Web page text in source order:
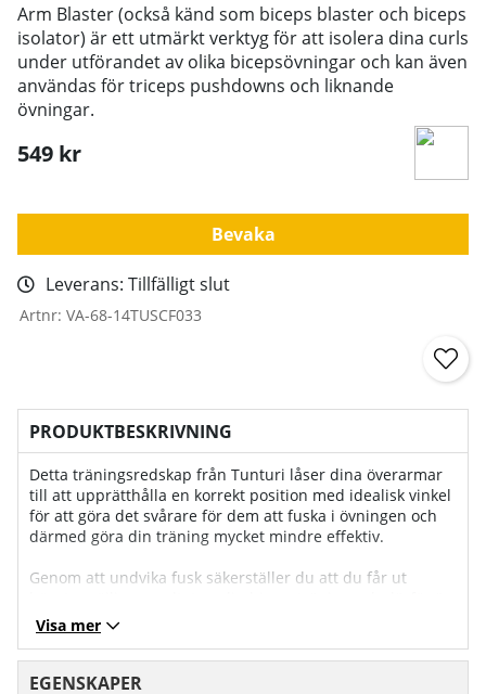
Arm Blaster (också känd som biceps blaster och biceps
isolator) är ett utmärkt verktyg för att isolera dina curls
under utförandet av olika bicepsövningar och kan även
användas för triceps pushdowns och liknande
övningar.
549 kr
Bevaka
Leverans: Tillfälligt slut
Artnr: VA-68-14TUSCF033
PRODUKTBESKRIVNING
Detta träningsredskap från Tunturi låser dina överarmar
till att upprätthålla en korrekt position med idealisk vinkel
för att göra det svårare för dem att fuska i övningen och
därmed göra din träning mycket mindre effektiv.
Genom att undvika fusk säkerställer du att du får ut
det inte konstigt att den ofta anses vara ett ikoniskt
hjälpmedel som uppskattas av många kända atleter bl.a.
Arnold Schwarzenegger.
Visa mer
EGENSKAPER